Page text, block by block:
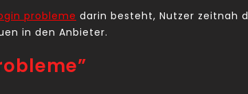
probleme darin besteht, Nutzer zeitnah
in den Anbieter.